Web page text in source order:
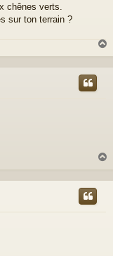
chênes verts.
sur ton terrain ?
a
u